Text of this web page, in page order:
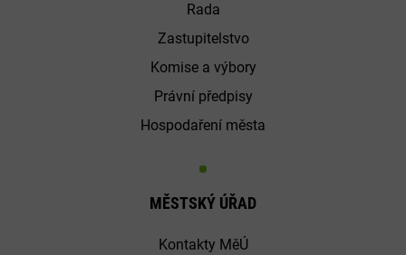
Rada
Zastupitelstvo
Komise a výbory
Právní předpisy
Hospodaření města
MĚSTSKÝ ÚŘAD
Kontakty MěÚ